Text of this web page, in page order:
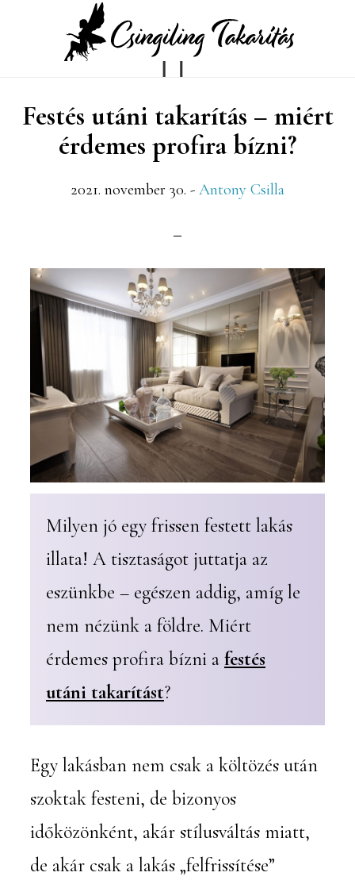
content
oldalsávhoz
Festés utáni takarítás – miért
érdemes profira bízni?
2021. november 30. - Antony Csilla
Milyen jó egy frissen festett lakás
illata! A tisztaságot juttatja az
eszünkbe – egészen addig, amíg le
nem nézünk a földre. Miért
érdemes profira bízni a festés
utáni takarítást?
Egy lakásban nem csak a költözés után
szoktak festeni, de bizonyos
időközönként, akár stílusváltás miatt,
de akár csak a lakás „felfrissítése”